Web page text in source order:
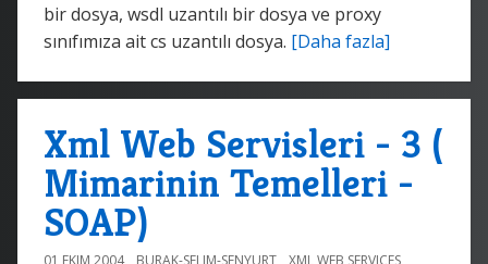
bir dosya, wsdl uzantılı bir dosya ve proxy
sınıfımıza ait cs uzantılı dosya. [Daha fazla]
Xml Web Servisleri - 3 (
Mimarinin Temelleri -
SOAP)
01 EKIM 2004 BURAK-SELIM-SENYURT XML WEB SERVICES